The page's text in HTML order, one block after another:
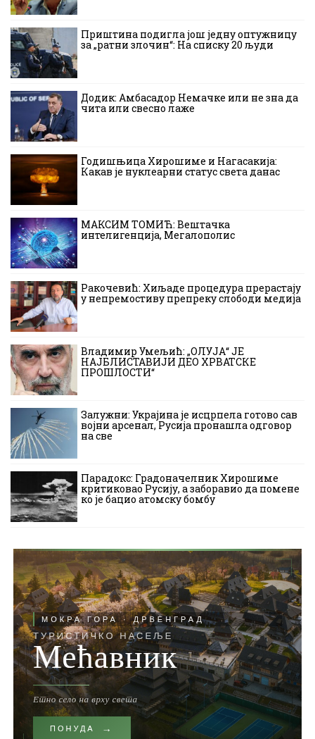
Приштина подигла још једну оптужницу
за „ратни злочин“: На списку 20 људи
Додик: Амбасадор Немачке или не зна да
чита или свесно лаже
Годишњица Хирошиме и Нагасакија:
Какав је нуклеарни статус света данас
МАКСИМ ТОМИЋ: Вештачка
интелигенција, Мегалополис
Ракочевић: Хиљаде процедура прерастају
у непремостиву препреку слободи медија
Владимир Умељић: „ОЛУЈА“ ЈЕ
НАЈБЛИСТАВИЈИ ДЕО ХРВАТСКЕ
ПРОШЛОСТИ“
Залужни: Украјина је исцрпела готово сав
војни арсенал, Русија пронашла одговор
на све
Парадокс: Градоначелник Хирошиме
критиковао Русију, а заборавио да помене
ко је бацио атомску бомбу